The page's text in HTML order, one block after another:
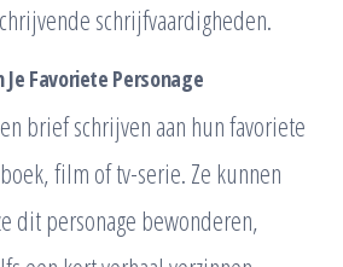
schrijfvaardigheden.
Je Favoriete Personage
brief schrijven aan hun favoriete
film of tv-serie. Ze kunnen
dit personage bewonderen,